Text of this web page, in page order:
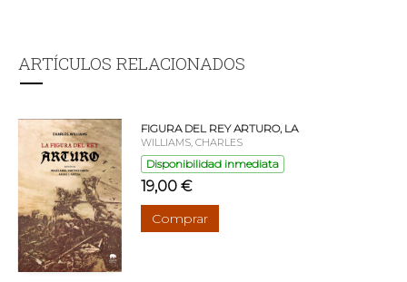
ARTÍCULOS RELACIONADOS
FIGURA DEL REY ARTURO, LA
WILLIAMS, CHARLES
Disponibilidad inmediata
19,00 €
Comprar